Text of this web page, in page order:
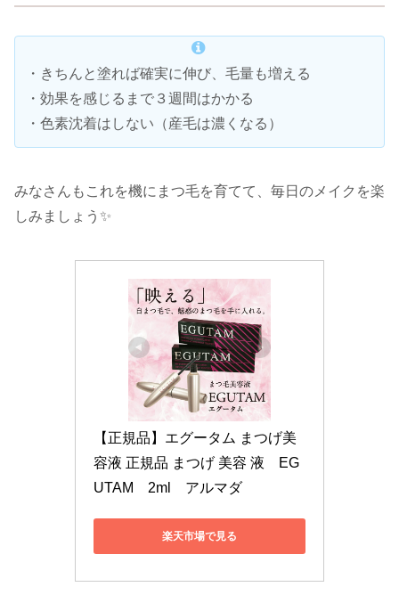
・きちんと塗れば確実に伸び、毛量も増える
・効果を感じるまで３週間はかかる
・色素沈着はしない（産毛は濃くなる）
みなさんもこれを機にまつ毛を育てて、毎日のメイクを楽
しみましょう✨
【正規品】エグータム まつげ美
容液 正規品 まつげ 美容 液　EG
UTAM　2ml　アルマダ
楽天市場で見る